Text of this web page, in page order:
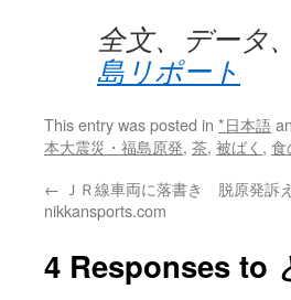
全文、データ
島リポート
This entry was posted in *日本語
本大震災・福島原発, 茶, 被ばく , 食
← ＪＲ線車両に落書き 脱原発訴
nikkansports.com
4 Responses to